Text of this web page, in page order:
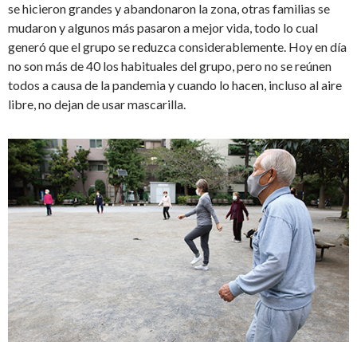
se hicieron grandes y abandonaron la zona, otras familias se
mudaron y algunos más pasaron a mejor vida, todo lo cual
generó que el grupo se reduzca considerablemente. Hoy en día
no son más de 40 los habituales del grupo, pero no se reúnen
todos a causa de la pandemia y cuando lo hacen, incluso al aire
libre, no dejan de usar mascarilla.